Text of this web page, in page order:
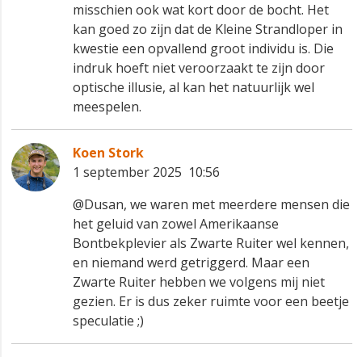
misschien ook wat kort door de bocht. Het
kan goed zo zijn dat de Kleine Strandloper in
kwestie een opvallend groot individu is. Die
indruk hoeft niet veroorzaakt te zijn door
optische illusie, al kan het natuurlijk wel
meespelen.
Koen Stork
1 september 2025 10:56
@Dusan, we waren met meerdere mensen die
het geluid van zowel Amerikaanse
Bontbekplevier als Zwarte Ruiter wel kennen,
en niemand werd getriggerd. Maar een
Zwarte Ruiter hebben we volgens mij niet
gezien. Er is dus zeker ruimte voor een beetje
speculatie ;)